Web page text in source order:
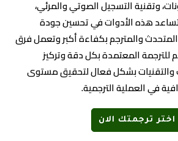
وتقنية التسجيل الصوتي والمرئي،
وتساعد هذه الأدوات في تحسين جودة
المتحدث والمترجم بكفاءة أكبر وتعمل فرق
المعتمدة بكل دقة وتركيز
والتقنيات بشكل فعال لتحقيق مستوى
في العملية الترجمية.
اختر ترجمتك الان